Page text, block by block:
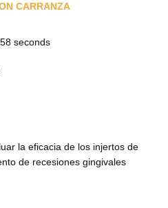
CARRANZA
seconds
la eficacia de los injertos de
de recesiones gingivales